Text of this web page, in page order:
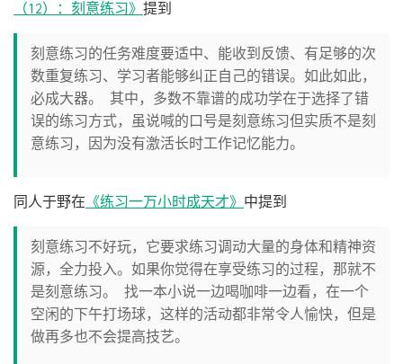
（12）：刻意练习》 提到
刻意练习的任务难度要适中、能收到反馈、有足够的次
数重复练习、学习者能够纠正自己的错误。如此如此，
必成大器。 其中，多数不靠谱的成功学在于选择了错
误的练习方式，虽说喊的口号是刻意练习但实质不是刻
意练习，因为没有激活长时工作记忆能力。
同人于野在 《练习一万小时成天才》 中提到
刻意练习不好玩，它要求练习调动大量的身体和精神资
源，全力投入。如果你觉得在享受练习的过程，那就不
是刻意练习。 找一本小说一边喝咖啡一边看，在一个
空闲的下午打场球，这样的活动都非常令人愉快，但是
做再多也不会提高技艺。